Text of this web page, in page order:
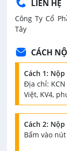
LIÊN HỆ
Công Ty Cổ
Tây
CÁCH
Cách 1:
Địa chỉ:
Việt, KV4,
Cách 2:
Bấm vào nút